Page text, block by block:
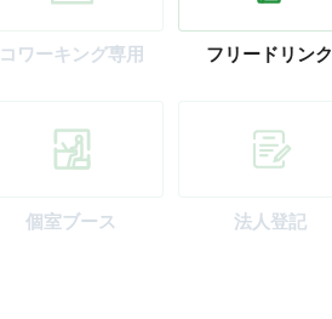
コワーキング専用 フリー ドリンク
個室ブース 法人登記